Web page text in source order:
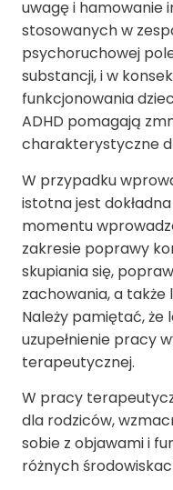
uwagę i hamowanie
stosowanych w
psychoruchowej
substancji, i w
funkcjonowania
ADHD pomagają
charakterystyczne
W przypadku
istotna jest
momentu
zakresie poprawy
skupiania się,
zachowania, a także
Należy pamiętać, że
uzupełnienie pracy
terapeutycznej.
W pracy
dla rodziców,
sobie z objawami i
różnych